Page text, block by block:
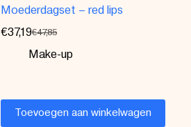
Moederdagset – red lips
€47,85
€37,19
Make-up
Toevoegen aan winkelwagen